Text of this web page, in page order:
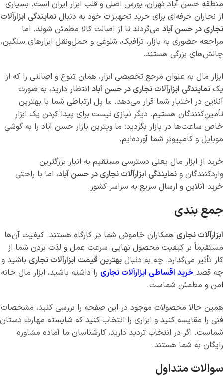
منطقه حسن آباد تهران، بورس اصلی و قلب ابزار ایران است. بسیاری
از نجاران حرفه‌ای برای خرید تجهیزات خود به دنبال نمایندگی ابزارآلات
نجاری در حسن آباد می‌گردند تا از اصالت کالا مطمئن شوند. اما
مراجعه حضوری به بازار، ترافیک، شلوغی و حمل‌ونقل ابزارهای سنگین،
چالش‌های بزرگی هستند.
ابزار مال به عنوان مرجع تخصصی ابزار، همان تنوع و اصالتی را که از
یک نمایندگی ابزارآلات نجاری در حسن آباد انتظار دارید، به صورت
آنلاین در اختیار شما قرار می‌دهد. ما پل ارتباطی شما با بهترین
تأمین‌کنندگان هستیم. دیگر نیازی نیست برای پیدا کردن یک ابزار
خاص ساعت‌ها در بازار بگردید؛ ما ویترین بازار حسن آباد را به گوشی
موبایل و کامپیوتر شما آورده‌ایم.
خرید از ابزار مال یعنی دسترسی مستقیم به انبار بزرگترین
واردکنندگان و نمایندگی ابزارآلات نجاری در حسن آباد، اما با راحتی
خرید آنلاین و ارسال سریع به سراسر کشور.
جمع بندی
ابزارآلات نجاری همکاران خاموش شما در کارگاه هستند. کیفیت آن‌ها
مستقیماً بر کیفیت محصول نهایی، سرعت عمل و لذت بردن شما از
کار تأثیر می‌گذارد. چه به دنبال بهترین قیمت ابزارآلات نجاری باشید و
چه قصد خرید اقساطی ابزارآلات نجاری را داشته باشید، ابزار مال خانه
امن و مطمئن شماست.
همین حالا محصولات موجود در این صفحه را بررسی کنید، مشخصات
فنی را مقایسه کنید و ابزاری را انتخاب کنید که شایسته مهارت دستان
شماست. اگر در انتخاب تردید دارید، کارشناسان ما آماده مشاوره
رایگان به شما هستند.
سوالات متداول